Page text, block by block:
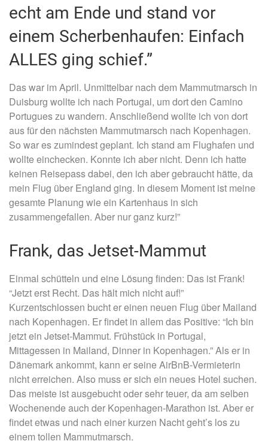
echt am Ende und stand vor
einem Scherbenhaufen: Einfach
ALLES ging schief.”
Das war im April. Unmittelbar nach dem Mammutmarsch in
Duisburg wollte ich nach Portugal, um dort den Camino
Portugues zu wandern. Anschließend wollte ich von dort
aus für den nächsten Mammutmarsch nach Kopenhagen.
So war es zumindest geplant. Ich stand am Flughafen und
wollte einchecken. Konnte ich aber nicht. Denn ich hatte
keinen Reisepass dabei, den ich aber gebraucht hätte, da
mein Flug über England ging. In diesem Moment ist meine
gesamte Planung wie ein Kartenhaus in sich
zusammengefallen. Aber nur ganz kurz!”
Frank, das Jetset-Mammut
Einmal schütteln und eine Lösung finden: Das ist Frank!
“Jetzt erst Recht. Das hält mich nicht auf!”
Kurzentschlossen bucht er einen neuen Flug über Mailand
nach Kopenhagen. Er findet in allem das Positive: “Ich bin
jetzt ein Jetset-Mammut. Frühstück in Portugal,
Mittagessen in Mailand, Dinner in Kopenhagen.” Als er in
Dänemark ankommt, kann er seine AirBnB-Vermieterin
nicht erreichen. Also muss er sich ein neues Hotel suchen.
Das meiste ist ausgebucht oder sehr teuer, da am selben
Wochenende auch der Kopenhagen-Marathon ist. Aber er
findet etwas und nach einer kurzen Nacht geht’s los zu
einem tollen Mammutmarsch.